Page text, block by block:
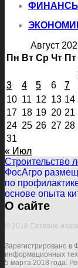
ФИНАНСЫ
Август
Пн Вт Ср Чт Пт
3
4 5 6 7
10 11 12 13 14
17 18 19 20 21
24 25 26 27 28
31
« Июл
Строительство
ФосАгро
по
основе опыта
О сайте
© 2018 Сетевое
Зарегистрировано в
информационных
5 марта 2018 года.